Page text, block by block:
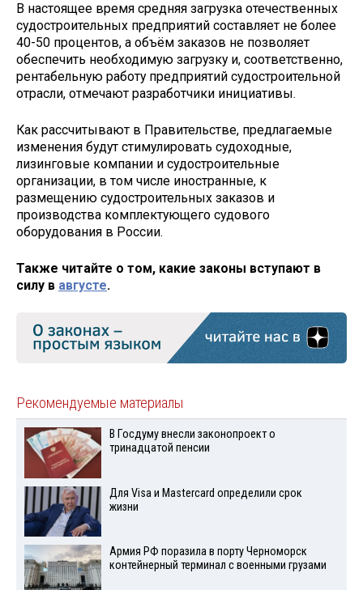
В настоящее время средняя загрузка отечественных
судостроительных предприятий составляет не более
40-50 процентов, а объём заказов не позволяет
обеспечить необходимую загрузку и, соответственно,
рентабельную работу предприятий судостроительной
отрасли, отмечают разработчики инициативы.
Как рассчитывают в Правительстве, предлагаемые
изменения будут стимулировать судоходные,
лизинговые компании и судостроительные
организации, в том числе иностранные, к
размещению судостроительных заказов и
производства комплектующего судового
оборудования в России.
Также читайте о том, какие законы вступают в
силу в августе.
Рекомендуемые материалы
В Госдуму внесли законопроект о
тринадцатой пенсии
Для Visа и Mastercard определили срок
жизни
Армия РФ поразила в порту Черноморск
контейнерный терминал с военными грузами